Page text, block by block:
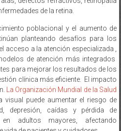
de la retina.
poblacional y el aumento de
planteando desafíos para los
acceso a la atención especializada ,
de atención más integrados
para mejorar los resultados de los
clínica más eficiente. El impacto
La Organización Mundial de la Salud
visual puede aumentar el riesgo de
depresión, caídas y pérdida de
en adultos mayores, afectando